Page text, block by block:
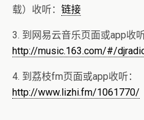
载）收听： 链接
3. 到网易云音乐页面或app收听
http://music.163.com/#/
4. 到荔枝fm页面或app收听：
http://www.lizhi.fm/1061770/